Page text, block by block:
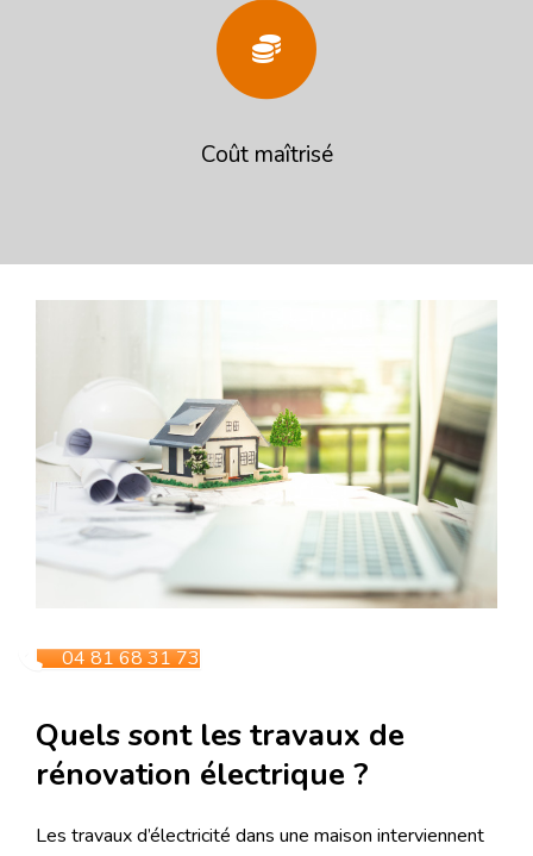
Coût maîtrisé
04 81 68 31 73
Quels sont les travaux de
rénovation électrique ?
Les travaux d’électricité dans une maison interviennent